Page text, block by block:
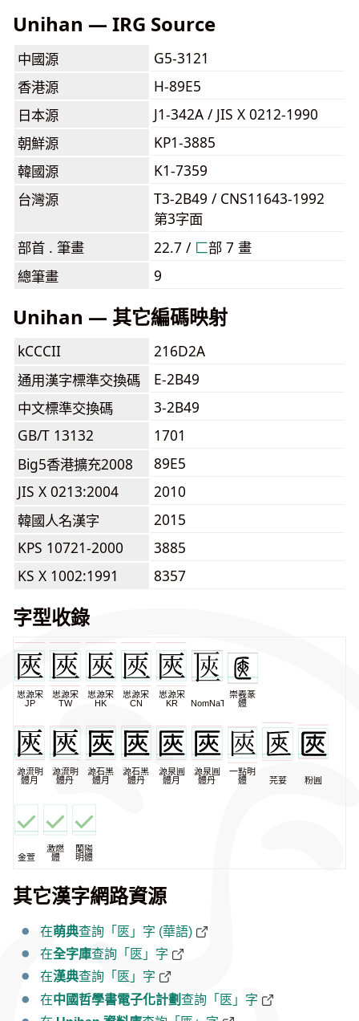
Unihan — IRG Source
中國源
G5-3121
香港源
H-89E5
日本源
J1-342A / JIS X 0212-1990
朝鮮源
KP1-3885
韓國源
K1-7359
台灣源
T3-2B49 / CNS11643-1992
第3字面
部首 . 筆畫
22.7 / ⼕部 7 畫
總筆畫
9
Unihan — 其它編碼映射
kCCCII
216D2A
通用漢字標準交換碼
E-2B49
中文標準交換碼
3-2B49
GB/T 13132
1701
Big5香港擴充2008
89E5
JIS X 0213:2004
2010
韓國人名漢字
2015
KPS 10721-2000
3885
KS X 1002:1991
8357
字型收錄
思源宋
JP
思源宋
TW
思源宋
HK
思源宋
CN
思源宋
KR
NomNaTong
崇羲篆
體
源流明
體月
源流明
體丹
源石黑
體月
源石黑
體丹
源泉圓
體月
源泉圓
體丹
一點明
體
芫荽 粉圓
金萱
激燃
體
蘭陽
明體
其它漢字網路資源
在萌典查詢「匧」字 (華語)
在全字庫查詢「匧」字
在漢典查詢「匧」字
在中國哲學書電子化計劃查詢「匧」字